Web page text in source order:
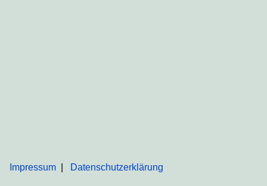
Impressum Datenschutzerklärung